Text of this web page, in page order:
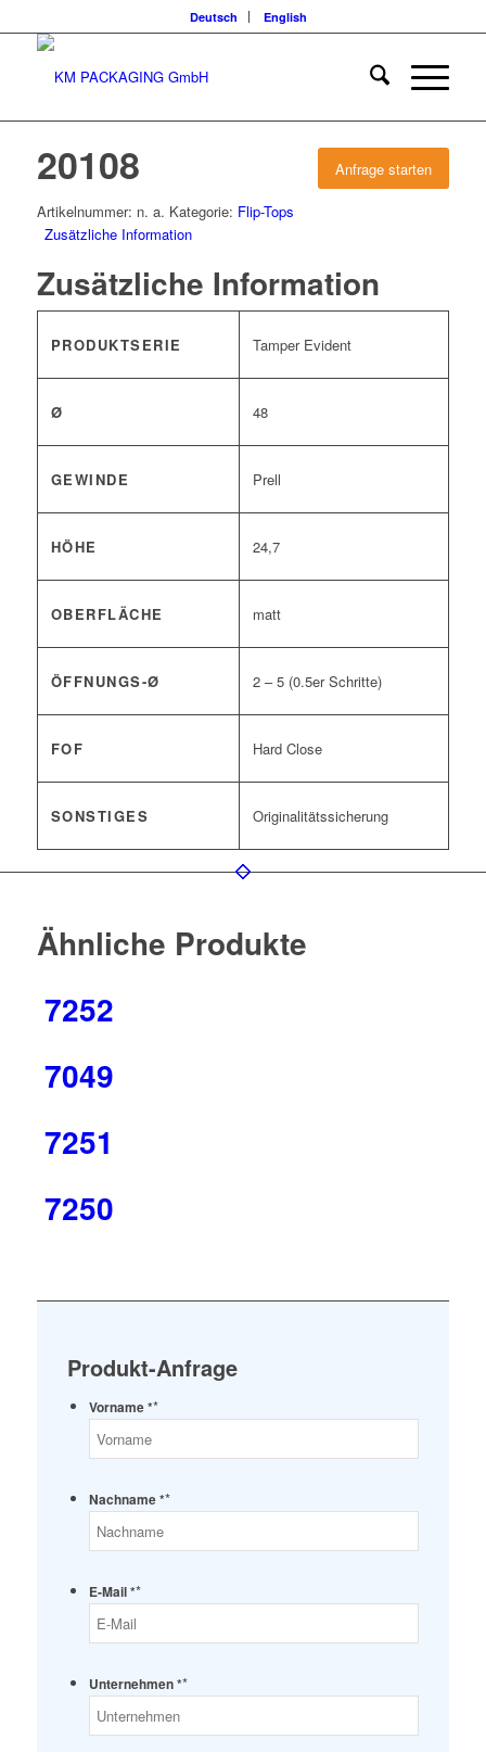
Deutsch English
Anfrage starten
20108
Artikelnummer: n. a. Kategorie: Flip-Tops
Zusätzliche Information
Zusätzliche Information
PRODUKTSERIE Tamper Evident
Ø 48
GEWINDE Prell
HÖHE 24,7
OBERFLÄCHE matt
ÖFFNUNGS-Ø 2 – 5 (0.5er Schritte)
FOF Hard Close
SONSTIGES Originalitätssicherung
Ähnliche Produkte
7252
7049
7251
7250
Produkt-Anfrage
Vorname **
Nachname **
E-Mail **
Unternehmen **